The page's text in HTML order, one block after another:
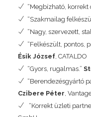
“Megbízható, korrekt
“Szakmailag
“Nagy, szervezett,
“Felkészült, pontos,
Ésik József, CATALDO
“Gyors, rugalmas.”
“Berendezésgyártó
Czibere Péter ,
“Korrekt üzleti